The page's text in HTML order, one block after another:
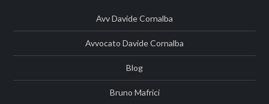
Avv Davide Cornalba
Avvocato Davide Cornalba
Blog
Bruno Mafrici